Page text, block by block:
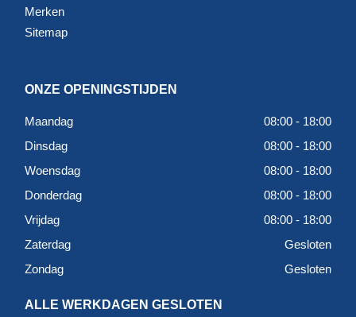
Merken
Sitemap
ONZE OPENINGSTIJDEN
Maandag
08:00 - 18:00
Dinsdag
08:00 - 18:00
Woensdag
08:00 - 18:00
Donderdag
08:00 - 18:00
Vrijdag
08:00 - 18:00
Zaterdag
Gesloten
Zondag
Gesloten
ALLE WERKDAGEN GESLOTEN